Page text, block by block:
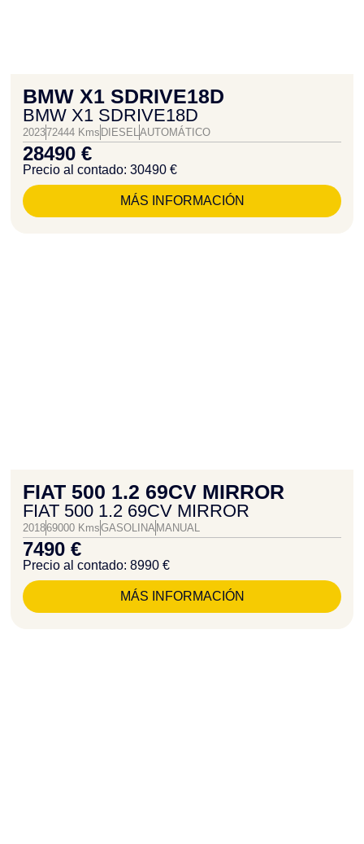
BMW X1 SDRIVE18D
BMW X1 SDRIVE18D
202372444 Kms DIESELAUTOMÁTICO
28490 €
Precio al contado: 30490 €
MÁS INFORMACIÓN
FIAT 500 1.2 69CV MIRROR
FIAT 500 1.2 69CV MIRROR
201869000 KmsGASOLINA MANUAL
7490 €
Precio al contado: 8990 €
MÁS INFORMACIÓN